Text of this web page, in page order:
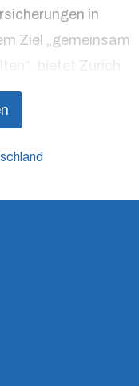
in
Ziel „gemeinsam
bietet Zurich
über traditionelle
um Kunden